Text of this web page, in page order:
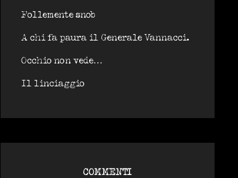
Follemente snob
A chi fa paura il Generale Vannacci.
Occhio non vede…
Il linciaggio
COMMENTI